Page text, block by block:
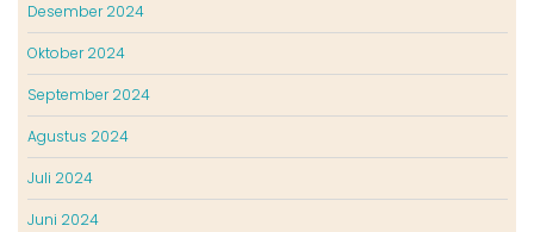
Desember 2024
Oktober 2024
September 2024
Agustus 2024
Juli 2024
Juni 2024